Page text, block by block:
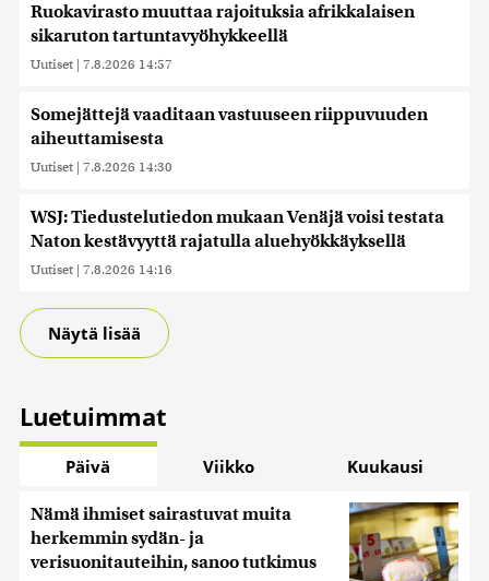
Ruokavirasto muuttaa rajoituksia afrikkalaisen
sikaruton tartuntavyöhykkeellä
Uutiset | 7.8.2026 14:57
Somejättejä vaaditaan vastuuseen riippuvuuden
aiheuttamisesta
Uutiset | 7.8.2026 14:30
WSJ: Tiedustelutiedon mukaan Venäjä voisi testata
Naton kestävyyttä rajatulla aluehyökkäyksellä
Uutiset | 7.8.2026 14:16
Näytä lisää
Luetuimmat
Päivä Viikko Kuukausi
Nämä ihmiset sairastuvat muita
herkemmin sydän- ja
verisuonitauteihin, sanoo tutkimus